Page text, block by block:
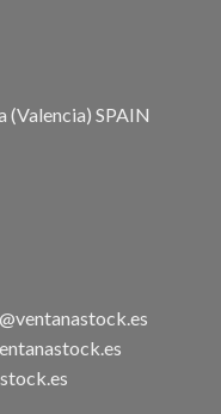
(Valencia) SPAIN